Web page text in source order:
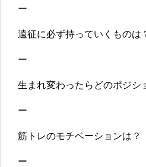
ー
遠征に必ず持っていくものは
ー
生まれ変わったらどのポジシ
ー
筋トレのモチベーションは？
ー